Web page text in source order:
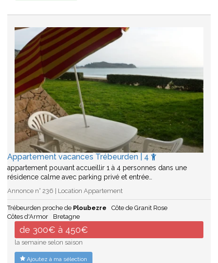
Appartement vacances Trébeurden | 4
appartement pouvant accueillir 1 à 4 personnes dans une
résidence calme avec parking privé et entrée…
Annonce n° 236 | Location Appartement
Trébeurden proche de Ploubezre
Côte de Granit Rose
Côtes d'Armor
Bretagne
de 300€ à 450€
la semaine selon saison
Ajoutez à ma sélection